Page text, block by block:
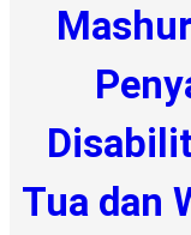
Tua dan